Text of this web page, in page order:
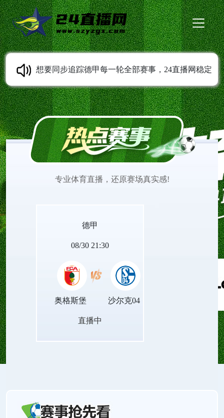
想要同步追踪德甲每一轮全部赛事，24直播网稳定
提供德甲直播服务。免费无插件高清直播随时可以
观看，多条线路灵活切换。平台持续同步赛程变动
专业体育直播，还原赛场真实感!
德甲
08/30 21:30
奥格斯堡 沙尔克04
直播中